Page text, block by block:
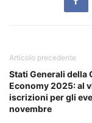
Articolo precedente
Stati Generali della
Economy 2025: al
iscrizioni per gli
novembre